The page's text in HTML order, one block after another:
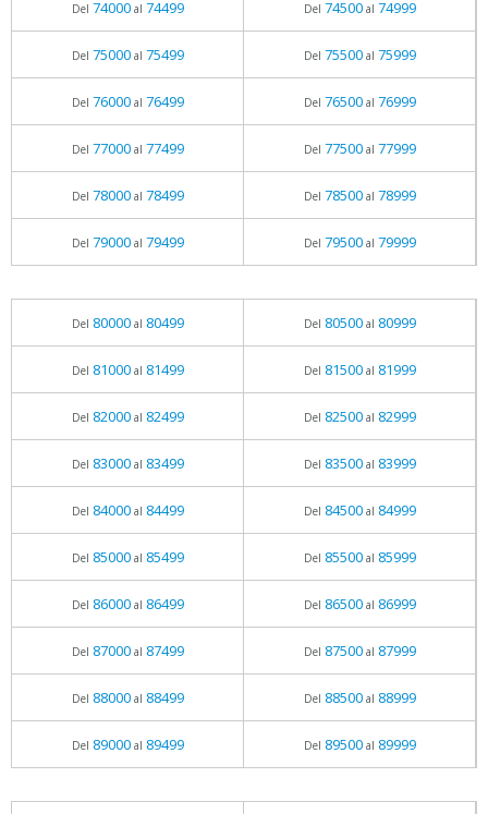
Del 74000al 74499 Del 74500al 74999
Del 75000al 75499 Del 75500al 75999
Del 76000al 76499 Del 76500al 76999
Del 77000al 77499 Del 77500al 77999
Del 78000al 78499 Del 78500al 78999
Del 79000al 79499 Del 79500al 79999
Del 80000al 80499 Del 80500al 80999
Del 81000al 81499 Del 81500al 81999
Del 82000al 82499 Del 82500al 82999
Del 83000al 83499 Del 83500al 83999
Del 84000al 84499 Del 84500al 84999
Del 85000al 85499 Del 85500al 85999
Del 86000al 86499 Del 86500al 86999
Del 87000al 87499 Del 87500al 87999
Del 88000al 88499 Del 88500al 88999
Del 89000al 89499 Del 89500al 89999